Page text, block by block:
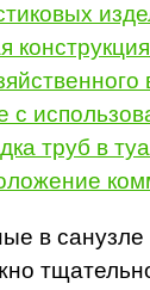
с
труб в
в санузле